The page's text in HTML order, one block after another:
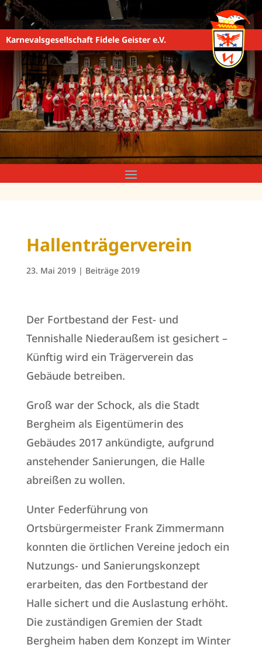
Karnevalsgesellschaft Fidele Geister e.V.
Hallenträgerverein
23. Mai 2019| Beiträge 2019
Der Fortbestand der Fest- und
Tennishalle Niederaußem ist gesichert –
Künftig wird ein Trägerverein das
Gebäude betreiben.
Groß war der Schock, als die Stadt
Bergheim als Eigentümerin des
Gebäudes 2017 ankündigte, aufgrund
anstehender Sanierungen, die Halle
abreißen zu wollen.
Unter Federführung von
Ortsbürgermeister Frank Zimmermann
konnten die örtlichen Vereine jedoch ein
Nutzungs- und Sanierungskonzept
erarbeiten, das den Fortbestand der
Halle sichert und die Auslastung erhöht.
Die zuständigen Gremien der Stadt
Bergheim haben dem Konzept im Winter